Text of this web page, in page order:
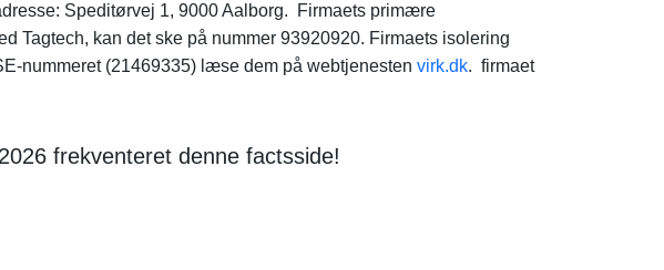
Speditørvej 1, 9000 Aalborg. Firmaets primære
Tagtech, kan det ske på nummer 93920920. Firmaets isolering
nummeret (21469335) læse dem på webtjenesten virk.dk. firmaet
frekventeret denne factsside!